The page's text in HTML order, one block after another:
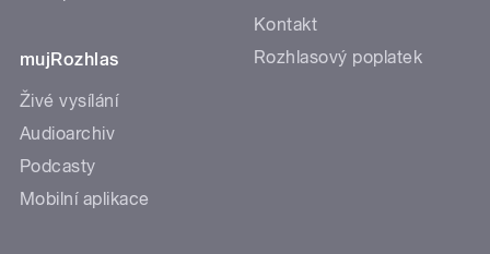
mujRozhlas
Živé vysílání
Audioarchiv
Podcasty
Mobilní aplikace
Kontakt
Rozhlasový poplatek